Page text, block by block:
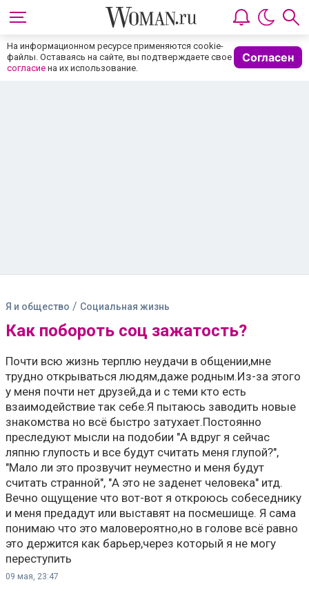
На информационном ресурсе применяются cookie-
файлы. Оставаясь на сайте, вы подтверждаете свое
согласие на их использование.
Согласен
Я и общество / Социальная жизнь
Как побороть соц зажатость?
Почти всю жизнь терплю неудачи в общении,мне
трудно открываться людям,даже родным.Из-за этого
у меня почти нет друзей,да и с теми кто есть
взаимодействие так себе.Я пытаюсь заводить новые
знакомства но всё быстро затухает.Постоянно
преследуют мысли на подобии "А вдруг я сейчас
ляпню глупость и все будут считать меня глупой?",
"Мало ли это прозвучит неуместно и меня будут
считать странной", "А это не заденет человека" итд.
Вечно ощущение что вот-вот я откроюсь собеседнику
и меня предадут или выставят на посмешище. Я сама
понимаю что это маловероятно,но в голове всё равно
это держится как барьер,через который я не могу
переступить
09 мая, 23:47